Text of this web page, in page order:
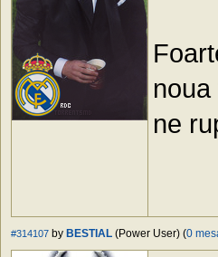
ne
#314107 by BESTIAL (Power User) (0